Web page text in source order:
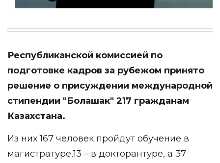
Республиканской комиссией по
подготовке кадров за рубежом принято
решение о присуждении международной
стипендии "Болашак" 217 гражданам
Казахстана.
Из них 167 человек пройдут обучение в
магистратуре,13 – в докторантуре, а 37